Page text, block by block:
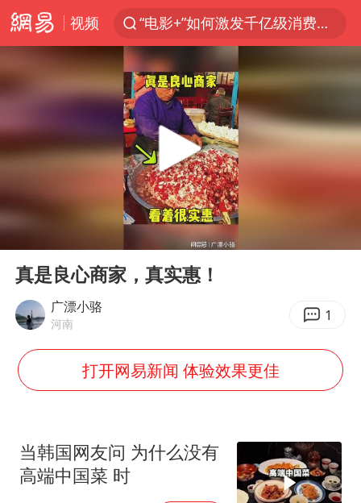
视频
“电影+”如何激发千亿级消费新活力？
台风白海豚加强
中国女篮70-67险胜尼日利亚女篮
四川宜宾高县4.9级地震致1死
名创优品回应女子吐槽内裤质量差
出口禁令驱动有色板块大涨
秋天的第一杯奶茶到底有多火
国乒男单横滨冠军赛全军覆没
38岁演员求职万岁山NPC成功
日本试射“战斧”导弹，国防部回应
胡彦斌韩磊 谁帮谁
Play
真是良心商家，真实惠！
广漂小骆
河南 1
打开网易新闻 体验效果更佳
当韩国网友问 为什么没有
高端中国菜 时